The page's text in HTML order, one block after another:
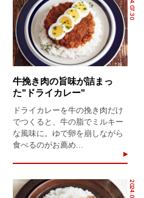
牛挽き肉の旨味が詰まっ
た"ドライカレー"
ドライカレーを牛の挽き肉だけ
でつくると、牛の脂でミルキー
な風味に。ゆで卵を崩しながら
食べるのがお薦め...